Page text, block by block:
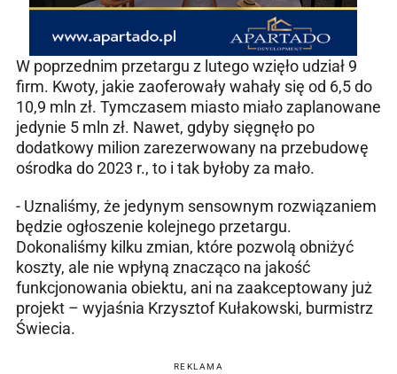
W poprzednim przetargu z lutego wzięło udział 9
firm. Kwoty, jakie zaoferowały wahały się od 6,5 do
10,9 mln zł. Tymczasem miasto miało zaplanowane
jedynie 5 mln zł. Nawet, gdyby sięgnęło po
dodatkowy milion zarezerwowany na przebudowę
ośrodka do 2023 r., to i tak byłoby za mało.
- Uznaliśmy, że jedynym sensownym rozwiązaniem
będzie ogłoszenie kolejnego przetargu.
Dokonaliśmy kilku zmian, które pozwolą obniżyć
koszty, ale nie wpłyną znacząco na jakość
funkcjonowania obiektu, ani na zaakceptowany już
projekt – wyjaśnia Krzysztof Kułakowski, burmistrz
Świecia.
REKLAMA